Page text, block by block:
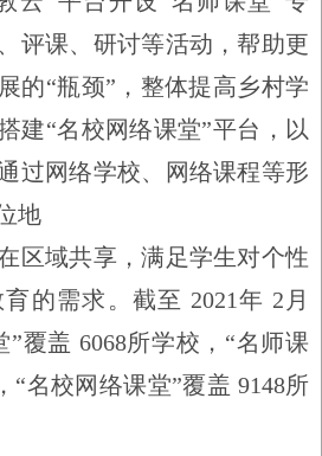
评课、研讨等活动，帮助更
的“瓶颈” ，整体提高乡村学
建“名校网络课堂”平台，以
过网络学校、网络课程等形
地
区域共享，满足学生对个性
的需求。截至 2021年 2 月
”覆盖 6068所学校， “名师课
“名校网络课堂”覆盖 9148所